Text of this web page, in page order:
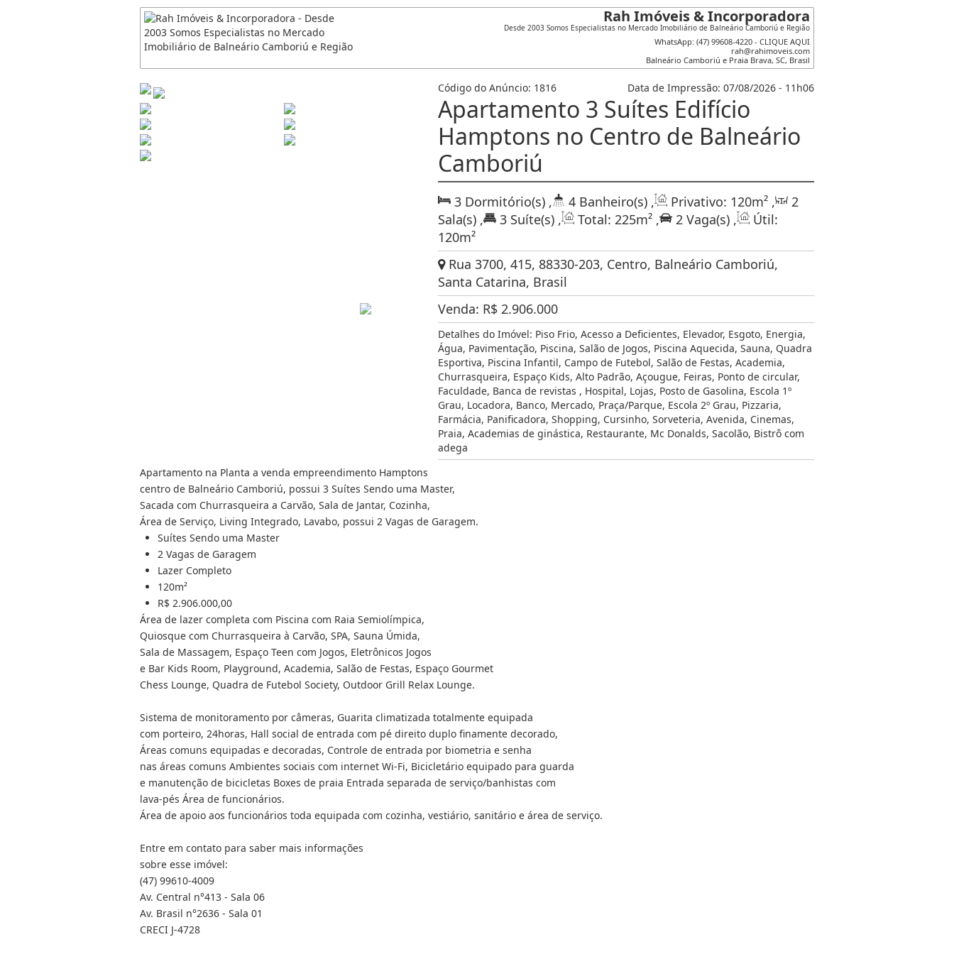
Rah Imóveis & Incorporadora
Desde 2003 Somos Especialistas no Mercado Imobiliário de Balneário Camboriú e Região
WhatsApp: (47) 99608-4220 - CLIQUE AQUI
rah@rahimoveis.com
Balneário Camboriú e Praia Brava, SC, Brasil
Código do Anúncio: 1816 Data de Impressão: 07/08/2026 - 11h06
Apartamento 3 Suítes Edifício
Hamptons no Centro de Balneário
Camboriú
3 Dormitório(s) , 4 Banheiro(s) , Privativo: 120m² ,
2
Sala(s) , 3 Suíte(s) , Total: 225m² , 2 Vaga(s) ,
Útil:
120m²
Rua 3700, 415, 88330-203, Centro, Balneário Camboriú,
Santa Catarina, Brasil
Venda: R$ 2.906.000
Detalhes do Imóvel: Piso Frio, Acesso a Deficientes, Elevador, Esgoto, Energia,
Água, Pavimentação, Piscina, Salão de Jogos, Piscina Aquecida, Sauna, Quadra
Esportiva, Piscina Infantil, Campo de Futebol, Salão de Festas, Academia,
Churrasqueira, Espaço Kids, Alto Padrão, Açougue, Feiras, Ponto de circular,
Faculdade, Banca de revistas , Hospital, Lojas, Posto de Gasolina, Escola 1º
Grau, Locadora, Banco, Mercado, Praça/Parque, Escola 2º Grau, Pizzaria,
Farmácia, Panificadora, Shopping, Cursinho, Sorveteria, Avenida, Cinemas,
Praia, Academias de ginástica, Restaurante, Mc Donalds, Sacolão, Bistrô com
adega
Apartamento na Planta a venda empreendimento Hamptons
centro de Balneário Camboriú, possui 3 Suítes Sendo uma Master,
Sacada com Churrasqueira a Carvão, Sala de Jantar, Cozinha,
Área de Serviço, Living Integrado, Lavabo, possui 2 Vagas de Garagem.
Suítes Sendo uma Master
2 Vagas de Garagem
Lazer Completo
120m²
R$ 2.906.000,00
Área de lazer completa com Piscina com Raia Semiolímpica,
Quiosque com Churrasqueira à Carvão, SPA, Sauna Úmida,
Sala de Massagem, Espaço Teen com Jogos, Eletrônicos Jogos
e Bar Kids Room, Playground, Academia, Salão de Festas, Espaço Gourmet
Chess Lounge, Quadra de Futebol Society, Outdoor Grill Relax Lounge.
Sistema de monitoramento por câmeras, Guarita climatizada totalmente equipada
com porteiro, 24horas, Hall social de entrada com pé direito duplo finamente decorado,
Áreas comuns equipadas e decoradas, Controle de entrada por biometria e senha
nas áreas comuns Ambientes sociais com internet Wi-Fi, Bicicletário equipado para guarda
e manutenção de bicicletas Boxes de praia Entrada separada de serviço/banhistas com
lava-pés Área de funcionários.
Área de apoio aos funcionários toda equipada com cozinha, vestiário, sanitário e área de serviço.
Entre em contato para saber mais informações
sobre esse imóvel:
(47) 99610-4009
Av. Central n°413 - Sala 06
Av. Brasil n°2636 - Sala 01
CRECI J-4728